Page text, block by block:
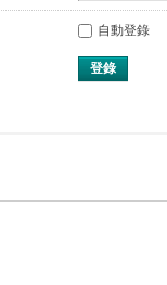
自動登錄
登錄